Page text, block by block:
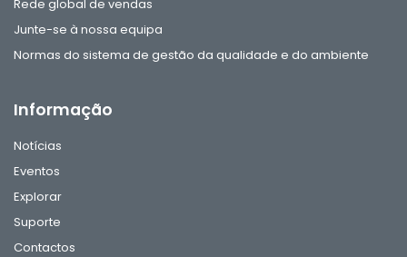
Rede global de vendas
Junte-se à nossa equipa
Normas do sistema de gestão da qualidade e do ambiente
Informação
Notícias
Eventos
Explorar
Suporte
Contactos